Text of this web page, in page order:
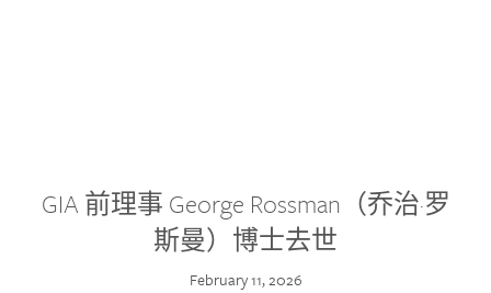
GIA 前理事 George Rossman（乔治·罗
斯曼）博士去世
February 11, 2026